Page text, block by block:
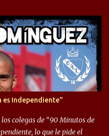
es Independiente"
colegas de “90 Minutos de
lo que le pide el